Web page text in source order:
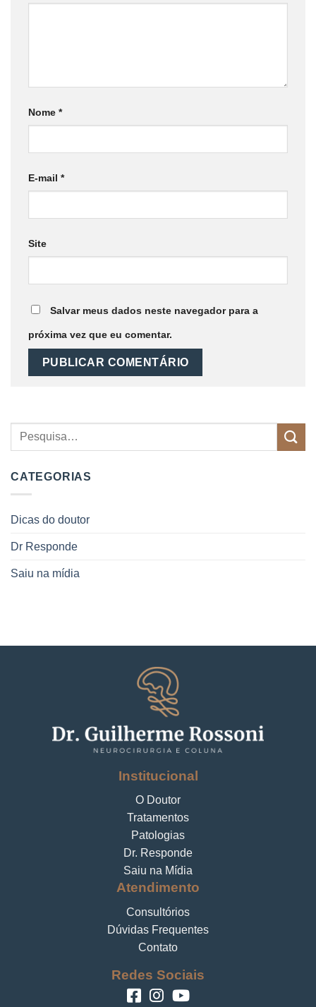
Nome *
E-mail *
Site
Salvar meus dados neste navegador para a
próxima vez que eu comentar.
CATEGORIAS
Dicas do doutor
Dr Responde
Saiu na mídia
Institucional
O Doutor
Tratamentos
Patologias
Dr. Responde
Saiu na Mídia
Atendimento
Consultórios
Dúvidas Frequentes
Contato
Redes Sociais